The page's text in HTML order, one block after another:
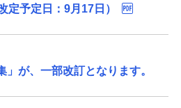
定予定日：9月17日）
」が、一部改訂となります。